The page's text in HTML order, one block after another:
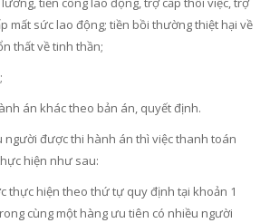
mất sức lao động; tiền bồi thường thiệt hại về
thất về tinh thần;
án khác theo bản án, quyết định.
người được thi hành án thì việc thanh toán
hiện như sau:
thực hiện theo thứ tự quy định tại khoản 1
cùng một hàng ưu tiên có nhiều người